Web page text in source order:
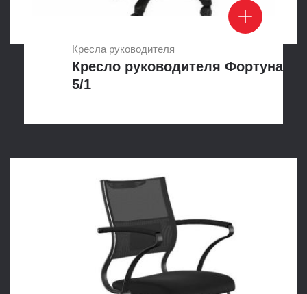
Кресла руководителя
Кресло руководителя Фортуна
5/1